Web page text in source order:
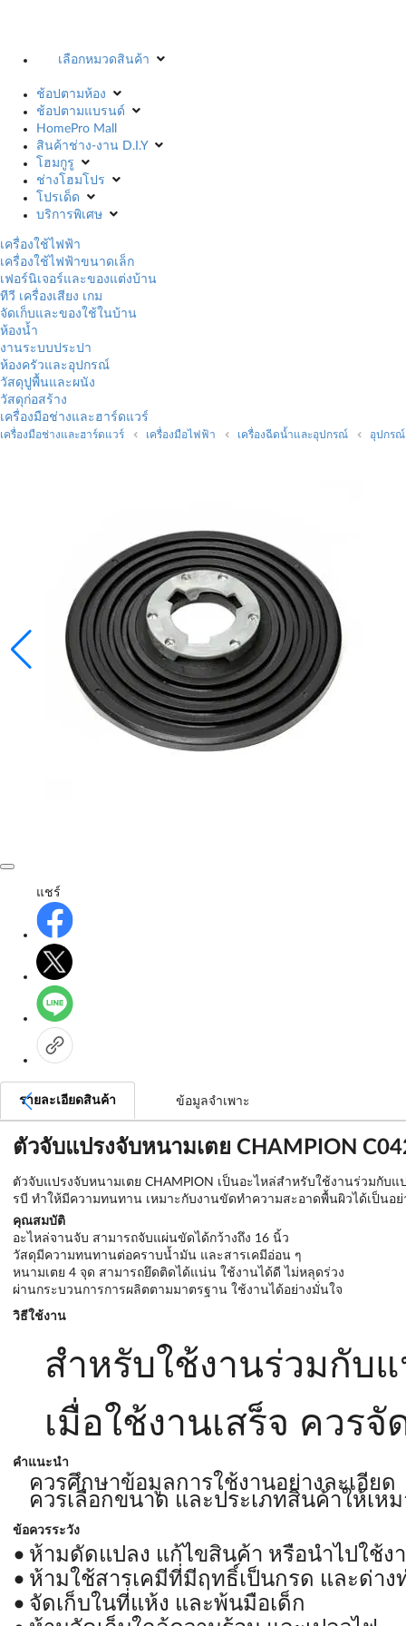
เลือกหมวดสินค้า
ช้อปตามห้อง
ช้อปตามแบรนด์
HomePro Mall
สินค้าช่าง-งาน D.I.Y
โฮมกูรู
ช่างโฮมโปร
โปรเด็ด
บริการพิเศษ
เครื่องใช้ไฟฟ้า
เครื่องใช้ไฟฟ้าขนาดเล็ก
เฟอร์นิเจอร์และของแต่งบ้าน
ทีวี เครื่องเสียง เกม
จัดเก็บและของใช้ในบ้าน
ห้องน้ำ
งานระบบประปา
ห้องครัวและอุปกรณ์
วัสดุปูพื้นและผนัง
วัสดุก่อสร้าง
เครื่องมือช่างและฮาร์ดแวร์
เครื่องมือช่างและฮาร์ดแวร์ เครื่องมือไฟฟ้า เครื่องฉีดน้ำและอุปกรณ์ อุปกรณ์
แชร์
รายละเอียดสินค้า ข้อมูลจำเพาะ
ตัวจับแปรงจับหนามเตย CHAMPION
ตัวจับแปรงจับหนามเตย CHAMPION เป็นอะไหล่สำหรับใช้งานร่วมกั
รบี ทำให้มีความทนทาน เหมาะกับงานขัดทำความสะอาดพื้นผิวได้เป็นอย่
คุณสมบัติ
อะไหล่จานจับ สามารถจับแผ่นขัดได้กว้างถึง 16 นิ้ว
วัสดุมีความทนทานต่อคราบน้ำมัน และสารเคมีอ่อน ๆ
หนามเตย 4 จุด สามารถยึดติดได้แน่น ใช้งานได้ดี ไม่หลุดร่วง
ผ่านกระบวนการการผลิตตามมาตรฐาน ใช้งานได้อย่างมั่นใจ
วิธีใช้งาน
สำหรับใช้งานร่วมกับ
เมื่อใช้งานเสร็จ ควรจั
คำแนะนำ
ควรศึกษาข้อมูลการใช้งานอย่างละเอียด
ควรเลือกขนาด และประเภทสินค้าให้เห
ข้อควรระวัง
ห้ามดัดแปลง แก้ไขสินค้า หรือนำไปใช้ง
ห้ามใช้สารเคมีที่มีฤทธิ์เป็นกรด และด่าง
จัดเก็บในที่แห้ง และพ้นมือเด็ก